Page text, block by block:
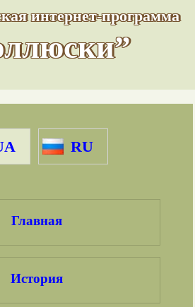
интернет-программа
RU
Главная
История